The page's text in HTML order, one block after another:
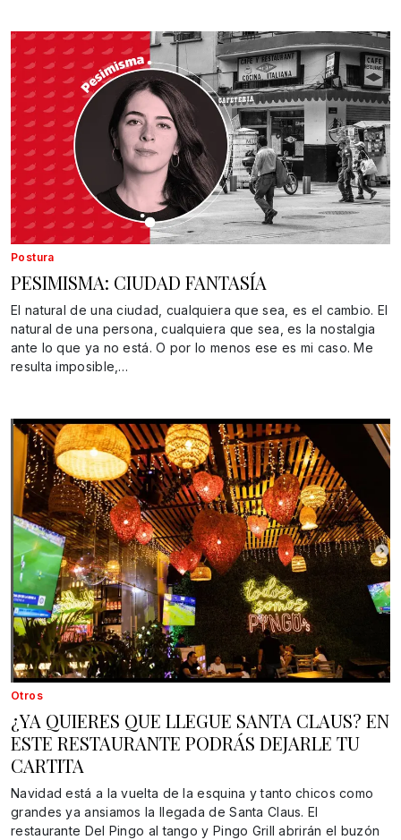
Postura
PESIMISMA: CIUDAD FANTASÍA
El natural de una ciudad, cualquiera que sea, es el cambio. El
natural de una persona, cualquiera que sea, es la nostalgia
ante lo que ya no está. O por lo menos ese es mi caso. Me
resulta imposible,…
Otros
¿YA QUIERES QUE LLEGUE SANTA CLAUS? EN
ESTE RESTAURANTE PODRÁS DEJARLE TU
CARTITA
Navidad está a la vuelta de la esquina y tanto chicos como
grandes ya ansiamos la llegada de Santa Claus. El
restaurante Del Pingo al tango y Pingo Grill abrirán el buzón